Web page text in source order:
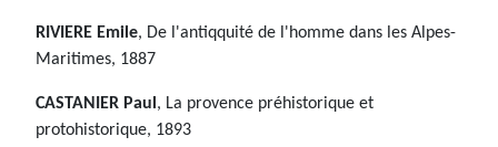
RIVIERE Emile, De l'antiqquité de l'homme dans les Alpes-
Maritimes, 1887
CASTANIER Paul, La provence préhistorique et
protohistorique, 1893